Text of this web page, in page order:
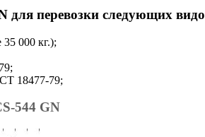
перевозки следующих
000 кг.);
18477-79;
544 GN